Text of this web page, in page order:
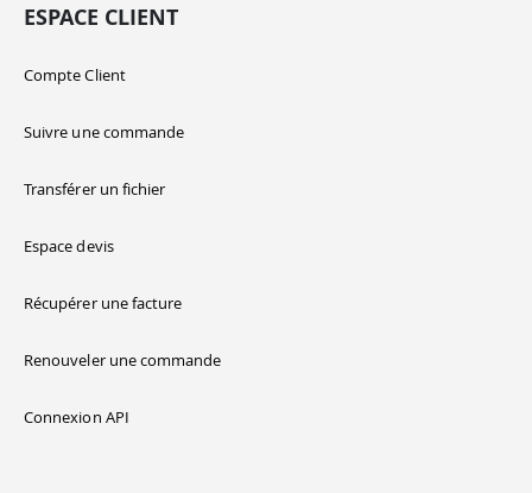
ESPACE CLIENT
Compte Client
Suivre une commande
Transférer un fichier
Espace devis
Récupérer une facture
Renouveler une commande
Connexion API